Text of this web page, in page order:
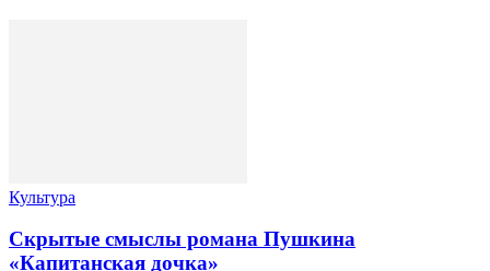
Культура
Скрытые смыслы романа Пушкина
«Капитанская дочка»